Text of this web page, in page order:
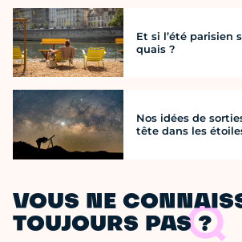
Et si l’été parisien
quais ?
Nos idées de
tête dans les
VOUS NE
TOUJOURS PAS ?